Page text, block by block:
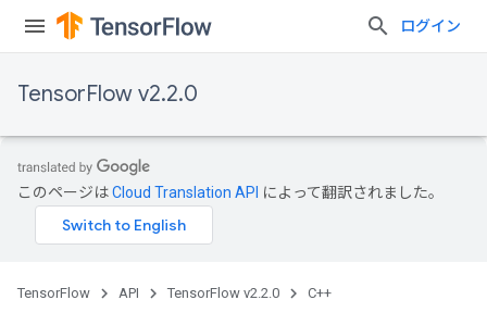
ログイン
TensorFlow v2.2.0
このページはCloud Translation API によって翻訳されました。
TensorFlow API TensorFlow v2.2.0 C++